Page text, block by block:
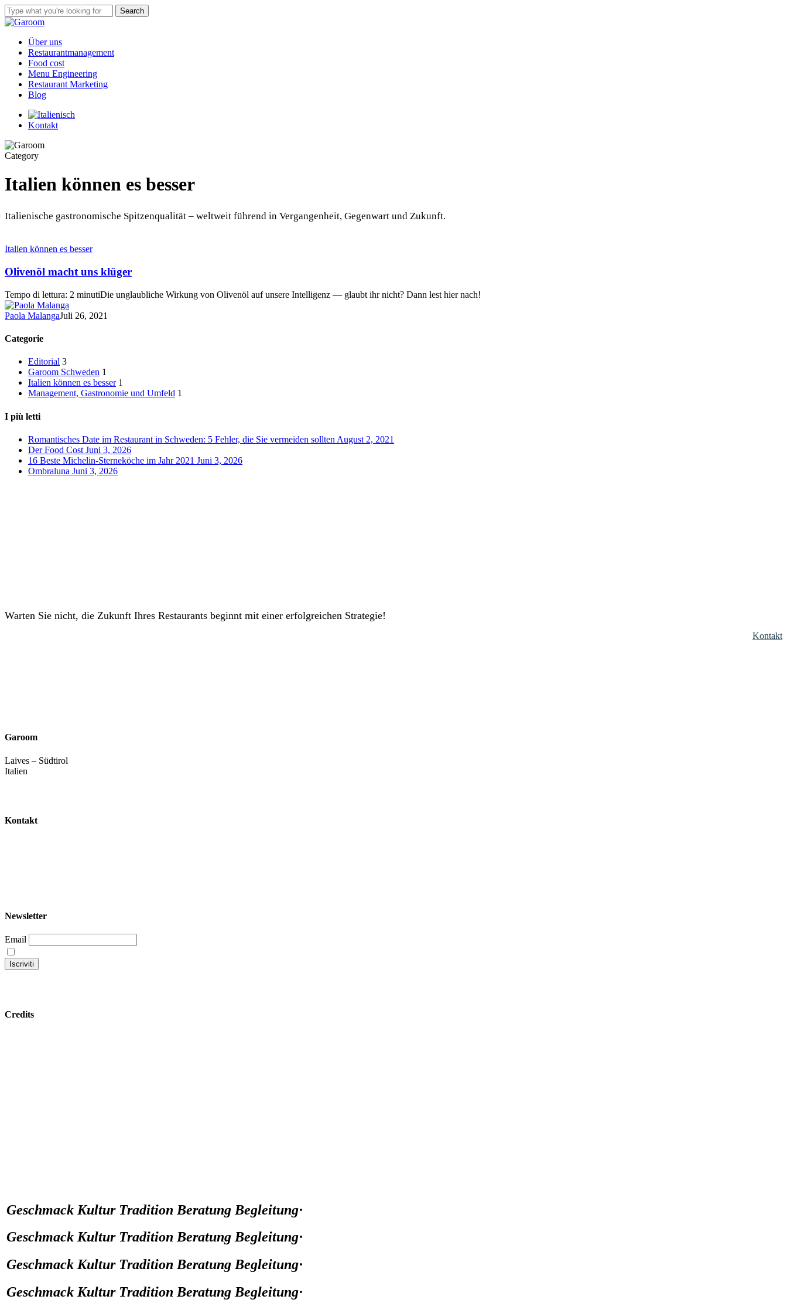
Skip
to
content
Search
Close
Menu
Über uns
Restaurantmanagement
Food cost
Menu Engineering
Restaurant Marketing
Blog
Kontakt
Category
Italien können es besser
Italienische gastronomische Spitzenqualität – weltweit führend in Vergangenheit, Gegenwart und Zukunft.
Olivenöl
uns
klüger
Italien können es besser
Olivenöl macht uns klüger
Tempo di lettura: 2 minutiDie unglaubliche Wirkung von Olivenöl auf unsere Intelligenz — glaubt ihr nicht? Dann lest hier nach!
Paola MalangaJuli 26, 2021
Categorie
Editorial 3
Garoom Schweden 1
Italien können es besser 1
Management, Gastronomie und Umfeld 1
I più letti
Romantisches Date im Restaurant in Schweden: 5 Fehler, die Sie vermeiden sollten August 2, 2021
Der Food Cost Juni 3, 2026
16 Beste Michelin-Sterneköche im Jahr 2021 Juni 3, 2026
Ombraluna Juni 3, 2026
Warten Sie nicht, die Zukunft Ihres Restaurants beginnt mit einer erfolgreichen Strategie!
Kontakt
Garoom
Laives – Südtirol
Italien
Kontakt
Newsletter
Email
Credits
Geschmack Kultur Tradition Beratung Begleitung·
Geschmack Kultur Tradition Beratung Begleitung·
Geschmack Kultur Tradition Beratung Begleitung·
Geschmack Kultur Tradition Beratung Begleitung·